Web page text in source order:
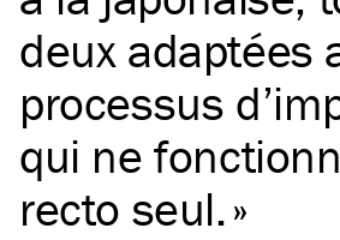
deux adaptées
processus
qui ne
recto seul.